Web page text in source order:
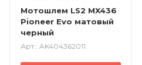
Мотошлем LS2 MX436
Pioneer Evo матовый
черный
Арт.: AK404362011